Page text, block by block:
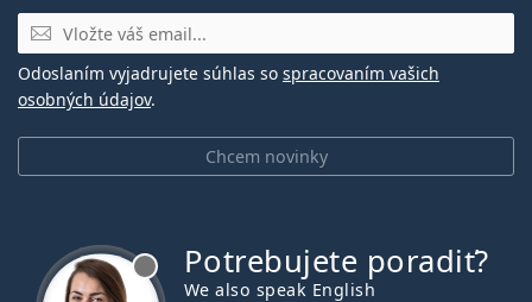
E-mail
Chcem novinky
Odoslaním vyjadrujete súhlas so spracovaním vašich
osobných údajov.
Potrebujete poradiť?
We also speak English